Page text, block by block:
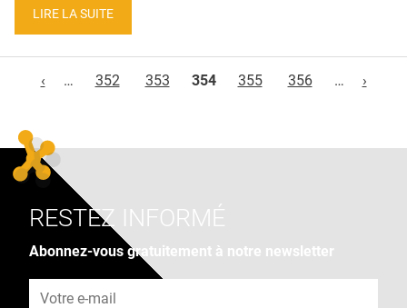
LIRE LA SUITE
‹
… 352 353 354 355 356 … ›
RESTEZ INFORMÉ
Abonnez-vous gratuitement à notre newsletter